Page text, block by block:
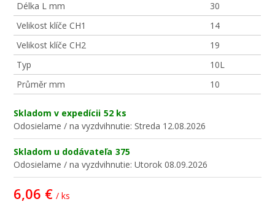
Délka L mm
30
Velikost klíče CH1
14
Velikost klíče CH2
19
Typ
10L
Průměr mm
10
Skladom v expedícii 52 ks
Odosielame / na vyzdvihnutie: Streda 12.08.2026
Skladom u dodávateľa 375
Odosielame / na vyzdvihnutie:Utorok 08.09.2026
6,06 € / ks